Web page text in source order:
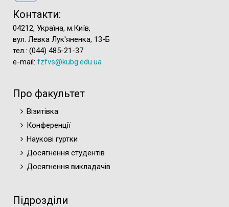
Контакти:
04212, Україна, м.Київ,
вул. Левка Лук'яненка, 13-Б
тел.: (044) 485-21-37
e-mail: fzfvs@kubg.edu.ua
Про факультет
Візитівка
Конференції
Наукові гуртки
Досягнення студентів
Досягнення викладачів
Підрозділи